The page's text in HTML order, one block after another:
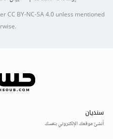
CC BY-NC-SA 4.0unless mentioned